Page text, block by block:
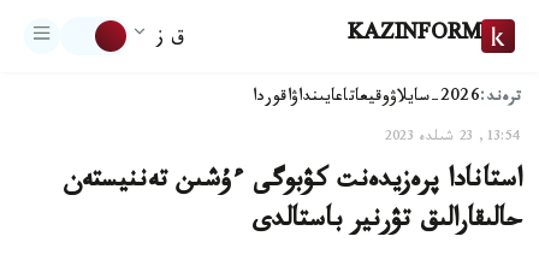
KAZINFORM ق ز
ترەند:2026-سايلاۋ وقيعاتاعايىنداۋاقوردا
13:54, 23 شىلدە 2023
استانادا پرەزيدەنت كۋبوگى ءۇشىن تەننيستەن
حالىقارالىق تۋرنير باستالدى